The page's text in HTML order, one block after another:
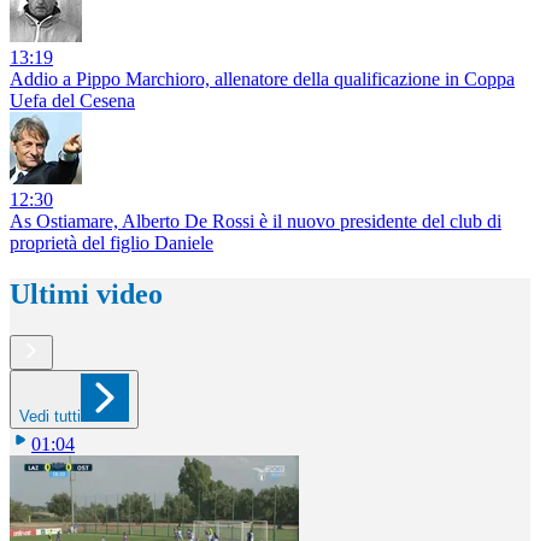
13:19
Addio a Pippo Marchioro, allenatore della qualificazione in Coppa
Uefa del Cesena
12:30
As Ostiamare, Alberto De Rossi è il nuovo presidente del club di
proprietà del figlio Daniele
Ultimi video
Vedi tutti
01:04